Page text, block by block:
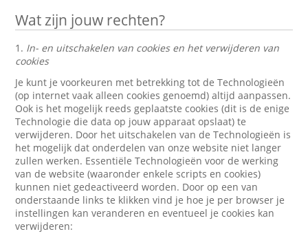
Wat zijn jouw rechten?
1. In- en uitschakelen van cookies en het verwijderen van
cookies
Je kunt je voorkeuren met betrekking tot de Technologieën
(op internet vaak alleen cookies genoemd) altijd aanpassen.
Ook is het mogelijk reeds geplaatste cookies (dit is de enige
Technologie die data op jouw apparaat opslaat) te
verwijderen. Door het uitschakelen van de Technologieën is
het mogelijk dat onderdelen van onze website niet langer
zullen werken. Essentiële Technologieën voor de werking
van de website (waaronder enkele scripts en cookies)
kunnen niet gedeactiveerd worden. Door op een van
onderstaande links te klikken vind je hoe je per browser je
instellingen kan veranderen en eventueel je cookies kan
verwijderen: